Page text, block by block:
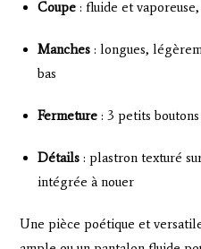
Coupe : fluide et
Manches : longues,
bas
Fermeture : 3 petits
Détails : plastron texturé
intégrée à nouer
Une pièce poétique et